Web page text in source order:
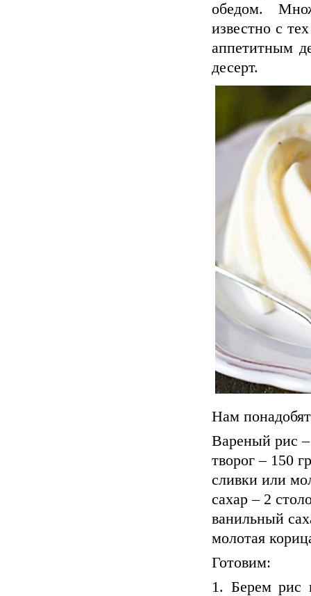
обедом.
известно с
аппетитным
десерт.
Нам
Вареный рис
творог – 150
сливки или
сахар – 2
ванильный
молотая
Готовим:
1. Берем рис